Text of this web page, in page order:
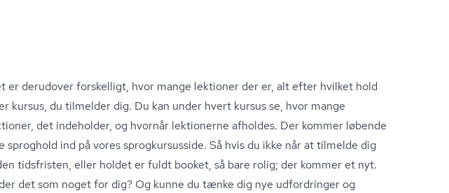
er derudover forskelligt, hvor mange lektioner der er, alt efter hvilket hold
kursus, du tilmelder dig. Du kan under hvert kursus se, hvor mange
det indeholder, og hvornår lektionerne afholdes. Der kommer løbende
sproghold ind på vores sprog­kur­sus­si­de. Så hvis du ikke når at tilmelde dig
tidsfristen, eller holdet er fuldt booket, så bare rolig; der kommer et nyt.
det som noget for dig? Og kunne du tænke dig nye udfordringer og